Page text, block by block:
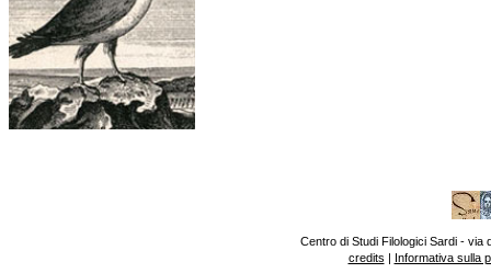
Centro di Studi Filologici Sardi - via
credits | Informativa sulla